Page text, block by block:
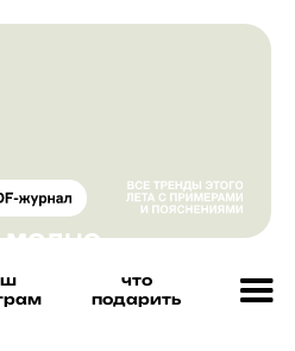
что
подарить